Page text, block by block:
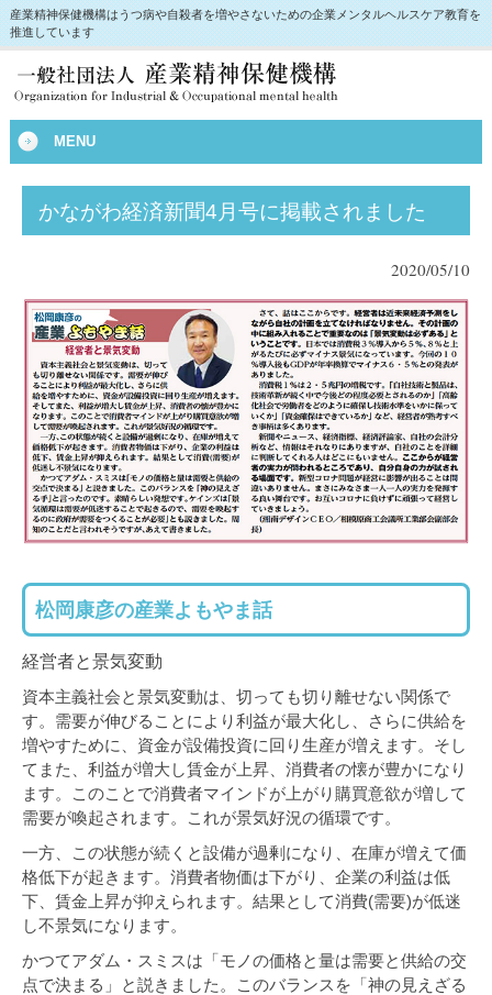
産業精神保健機構はうつ病や自殺者を増やさないための企業メンタルヘルスケア教育を
推進しています
MENU
かながわ経済新聞4月号に掲載されました
2020/05/10
松岡康彦の産業よもやま話
経営者と景気変動
資本主義社会と景気変動は、切っても切り離せない関係で
す。需要が伸びることにより利益が最大化し、さらに供給を
増やすために、資金が設備投資に回り生産が増えます。そし
てまた、利益が増大し賃金が上昇、消費者の懐が豊かになり
ます。このことで消費者マインドが上がり購買意欲が増して
需要が喚起されます。これが景気好況の循環です。
一方、この状態が続くと設備が過剰になり、在庫が増えて価
格低下が起きます。消費者物価は下がり、企業の利益は低
下、賃金上昇が抑えられます。結果として消費(需要)が低迷
し不景気になります。
かつてアダム・スミスは「モノの価格と量は需要と供給の交
点で決まる」と説きました。このバランスを「神の見えざる